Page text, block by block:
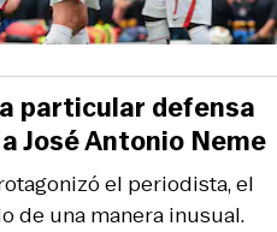
el periodista, el
de una manera inusual.
particular defensa
José Antonio Neme